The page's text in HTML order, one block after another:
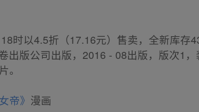
时以4.5折（17.16元）售卖，全新库存
出版公司出版，2016 - 08出版，版次1
。
帝》 漫画